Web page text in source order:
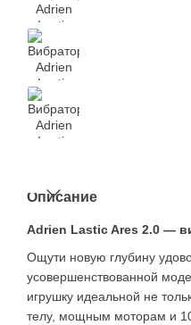
Описание
Adrien Lastic Ares 2.0 —
Ощути новую глубину
усовершенствованной
игрушку идеальной не
телу, мощным моторам и